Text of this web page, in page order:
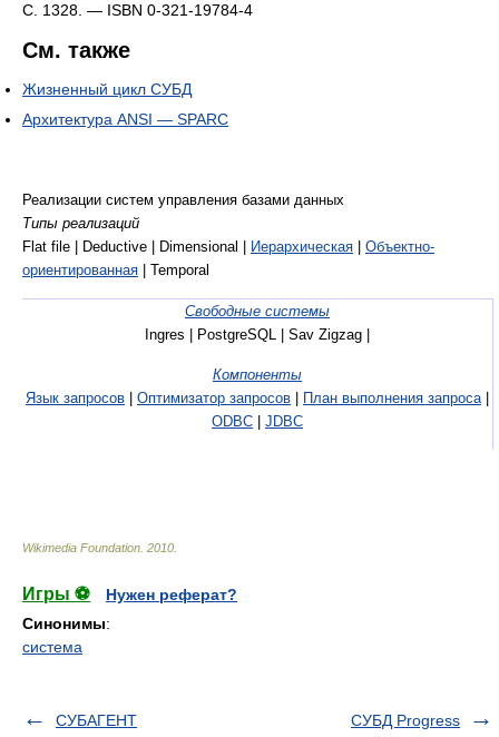
С. 1328. — ISBN 0-321-19784-4
См. также
Жизненный цикл СУБД
Архитектура ANSI — SPARC
Реализации систем управления базами данных
Типы реализаций
Flat file | Deductive | Dimensional |
Иерархическая
Объектно-
ориентированная | Temporal
Свободные системы
Ingres | PostgreSQL | Sav Zigzag |
Компоненты
Язык запросов
Оптимизатор запросов План выполнения запроса|
ODBC
JDBC
Wikimedia Foundation 2010
Игры ⚽
Нужен реферат?
Синонимы:
система
СУБАГЕНТ СУБД Progress